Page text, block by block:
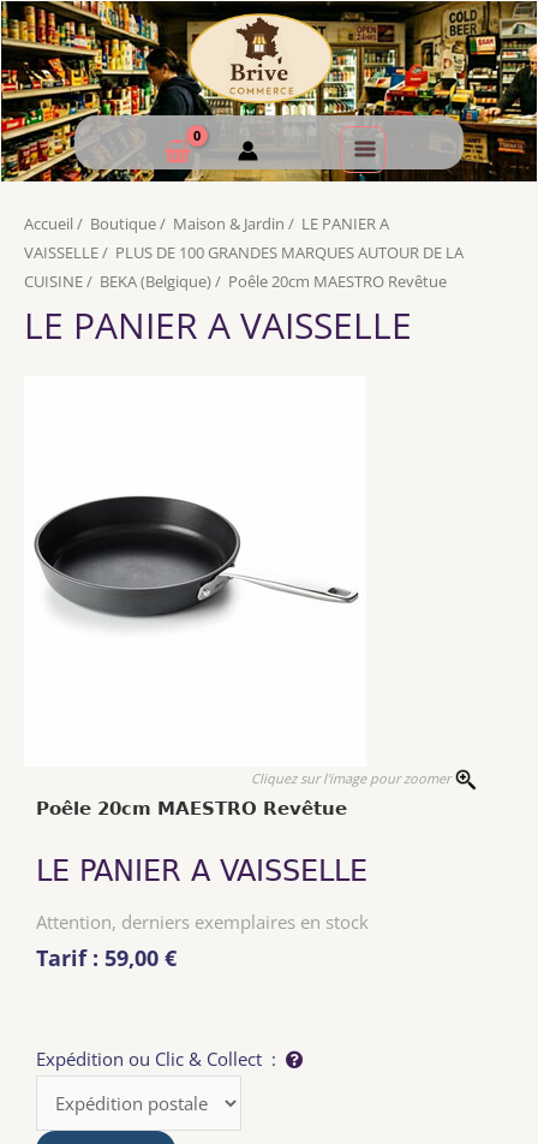
Accueil / Boutique/ Maison & Jardin / LE PANIER A
VAISSELLE/ PLUS DE 100 GRANDES MARQUES AUTOUR DE LA
CUISINE/ BEKA (Belgique)/ Poêle 20cm MAESTRO Revêtue
LE PANIER A VAISSELLE
Cliquez sur l'image pour zoomer
Poêle 20cm MAESTRO Revêtue
LE PANIER A VAISSELLE
Attention, derniers exemplaires en stock
Tarif : 59,00 €
Expédition ou Clic & Collect :